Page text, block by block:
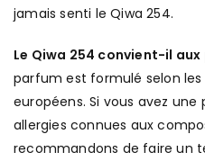
jamais senti le Qiwa 254.
Le Qiwa 254 convient-il aux
parfum est formulé selon
européens. Si vous avez une
allergies connues aux
recommandons de faire un